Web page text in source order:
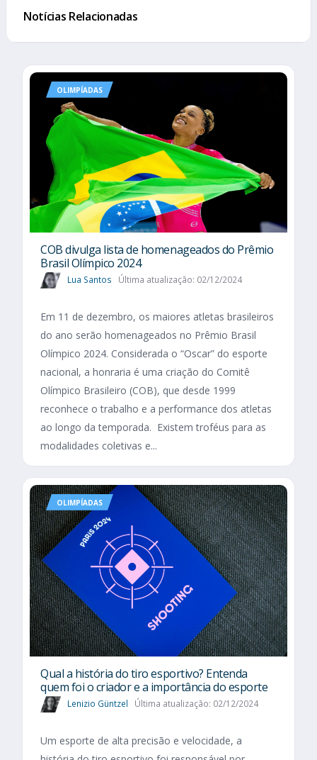
Notícias Relacionadas
OLIMPÍADAS
COB divulga lista de homenageados do Prêmio
Brasil Olímpico 2024
Lua Santos Última atualização: 02/12/2024
Em 11 de dezembro, os maiores atletas brasileiros
do ano serão homenageados no Prêmio Brasil
Olímpico 2024. Considerada o “Oscar” do esporte
nacional, a honraria é uma criação do Comitê
Olímpico Brasileiro (COB), que desde 1999
reconhece o trabalho e a performance dos atletas
ao longo da temporada. Existem troféus para as
modalidades coletivas e...
OLIMPÍADAS
Qual a história do tiro esportivo? Entenda
quem foi o criador e a importância do esporte
Lenizio Güntzel Última atualização: 02/12/2024
Um esporte de alta precisão e velocidade, a